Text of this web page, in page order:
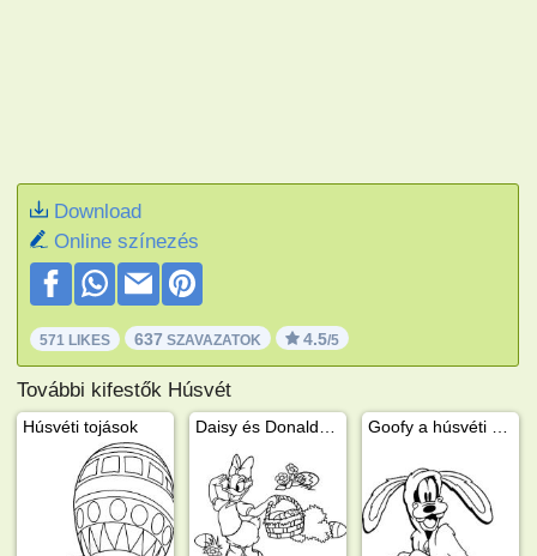
Download
Online színezés
571 LIKES 637 SZAVAZATOK 4.5/5
További kifestők Húsvét
Húsvéti tojások